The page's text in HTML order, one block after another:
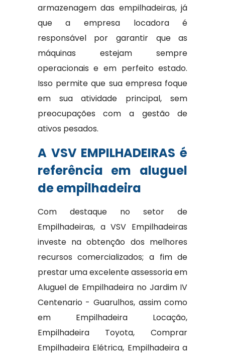
armazenagem das empilhadeiras, já
que a empresa locadora é
responsável por garantir que as
máquinas estejam sempre
operacionais e em perfeito estado.
Isso permite que sua empresa foque
em sua atividade principal, sem
preocupações com a gestão de
ativos pesados.
A VSV EMPILHADEIRAS é
referência em aluguel
de empilhadeira
Com destaque no setor de
Empilhadeiras, a VSV Empilhadeiras
investe na obtenção dos melhores
recursos comercializados; a fim de
prestar uma excelente assessoria em
Aluguel de Empilhadeira no Jardim IV
Centenario - Guarulhos, assim como
em Empilhadeira Locação,
Empilhadeira Toyota, Comprar
Empilhadeira Elétrica, Empilhadeira a